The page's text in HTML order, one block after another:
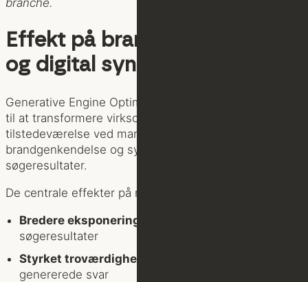
branche.
Effekt på brandgenkendelse
og digital synlighed
Generative Engine Optimization (GEO) har potentiale
til at transformere virksomheders digitale
tilstedeværelse ved markant at øge
brandgenkendelse og synlighed i AI-genererede
søgeresultater.
De centrale effekter på mærkegenkendelse omfatter:
Bredere eksponering
søgeresultater
Styrket troværdighed
genererede svar